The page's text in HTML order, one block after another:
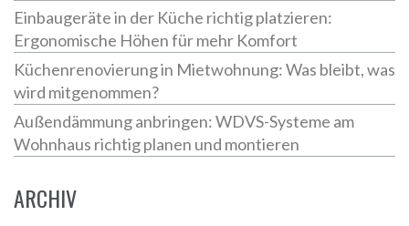
Einbaugeräte in der Küche richtig platzieren:
Ergonomische Höhen für mehr Komfort
Küchenrenovierung in Mietwohnung: Was bleibt, was
wird mitgenommen?
Außendämmung anbringen: WDVS-Systeme am
Wohnhaus richtig planen und montieren
ARCHIV